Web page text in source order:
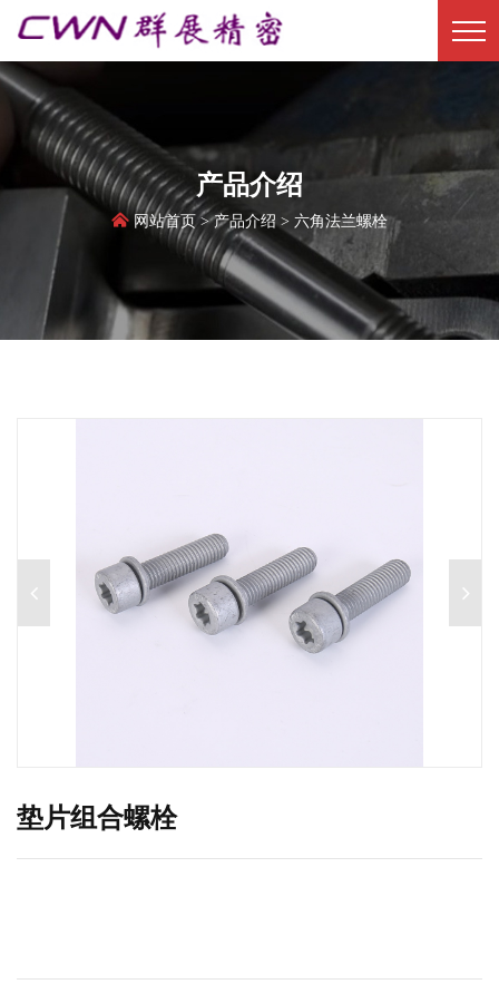
产品介绍
 网站首页 产品介绍 六角法兰螺栓
产品介绍
 网站首页>产品介绍 > 六角法兰螺栓
垫片组合螺栓